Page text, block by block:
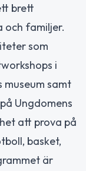
brett
och familjer.
som
i
museum samt
Ungdomens
att prova på
basket,
är